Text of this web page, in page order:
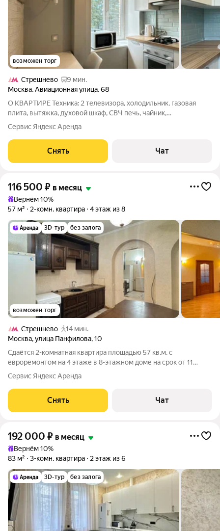
возможен торг
Стрешнево
9 мин.
Москва,Авиационная улица,68
О КВАРТИРЕ Техника: 2 телевизора, холодильник, газовая
плита, вытяжка, духовой шкаф, СВЧ печь, чайник,
посудомоечная машина, бойлер, утюг Мебель: кухонный
гарнитур, обеденный стол, стулья, диван, кресло, кровать
двуспальная с матрасом, тумба под
Сервис Яндекс Аренда
Снять Чат
116 500 ₽ в месяц
Вернём 10%
57 м²
2-комн. квартира 4 этаж из 8
3D-тур без залога
возможен торг
Стрешнево
14 мин.
Москва,улица Панфилова,10
Сдаётся 2-комнатная квартира площадью 57 кв.м. с
евроремонтом на 4 этаже в 8-этажном доме на срок от 11
месяцев. Из техники есть: Духовой шкаф Стиральная машина
Холодильник Кондиционер Дом - кирпичный, окна выходят на
улицу. В подъезде 1 лифт - 0
Сервис Яндекс Аренда
Снять Чат
192 000 ₽ в месяц
Вернём 10%
83 м²
3-комн. квартира 2 этаж из 6
3D-тур без залога